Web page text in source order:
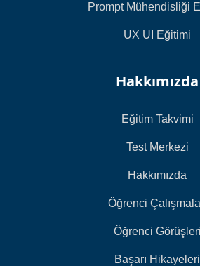
Prompt Mühendisliği
UX UI Eğitimi
Hakkımızda
Eğitim Takvimi
Test Merkezi
Hakkımızda
Öğrenci
Öğrenci Görüşleri
Başarı Hikayeleri